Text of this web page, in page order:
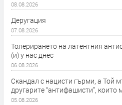
08.08.2026
Деругация
07.08.2026
Толерирането на латентния
(и) у нас днес
06.08.2026
Скандал с нацисти гърми, а Той
другарите “антифашисти”, които
05.08.2026